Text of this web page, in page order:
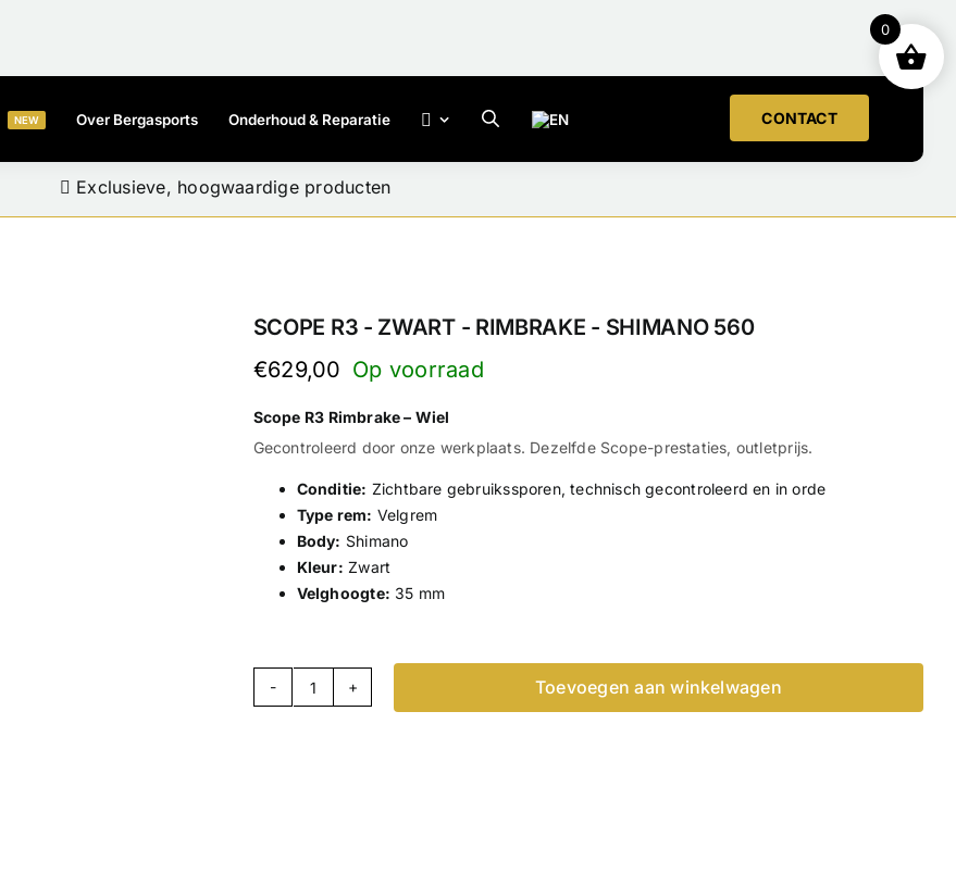
NEW Over Bergasports Onderhoud & Reparatie CONTACT
Persoonlijk advies en expertise
Professionele kwaliteit voor iedereen
Exclusieve, hoogwaardige producten
Persoonlijk advies en expertise
Professionele kwaliteit voor iedereen
SCOPE R3 - ZWART - RIMBRAKE - SHIMANO 560
€629,00
Scope R3 Rimbrake – Wiel
Gecontroleerd door onze werkplaats. Dezelfde Scope-prestaties, outletprijs.
Conditie: Zichtbare gebruikssporen, technisch gecontroleerd en in orde
Type rem: Velgrem
Body: Shimano
Kleur: Zwart
Velghoogte: 35 mm
Scope
Toevoegen aan winkelwagen
0